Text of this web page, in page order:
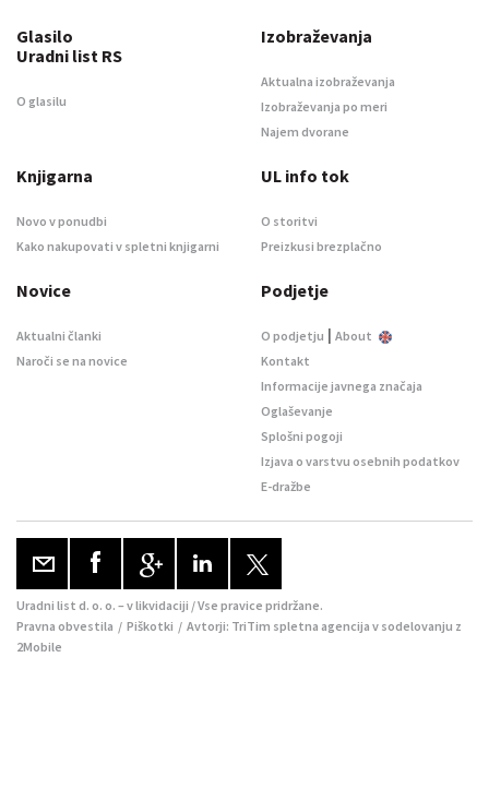
Glasilo
Uradni list RS
O glasilu
Izobraževanja
Aktualna izobraževanja
Izobraževanja po meri
Najem dvorane
Knjigarna
Novo v ponudbi
Kako nakupovati v spletni knjigarni
UL info tok
O storitvi
Preizkusi brezplačno
Novice
Aktualni članki
Naroči se na novice
Podjetje
O podjetju | About
Kontakt
Informacije javnega značaja
Oglaševanje
Splošni pogoji
Izjava o varstvu osebnih podatkov
E-dražbe
Uradni list d. o. o. – v likvidaciji / Vse pravice pridržane.
Pravna obvestila / Piškotki / Avtorji: TriTim spletna agencija v sodelovanju z
2Mobile